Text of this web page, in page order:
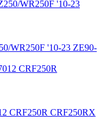
WR250F '10-23 ZE90-
CRF250R CRF250RX